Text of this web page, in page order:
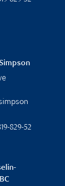
829-52